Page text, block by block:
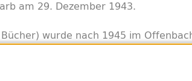
am 29. Dezember 1943.
wurde nach 1945 im
Cultural Reconstruction, Inc.